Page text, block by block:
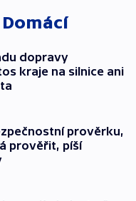
Domácí
dopravy
kraje na silnice ani
prověrku,
prověřit, píší